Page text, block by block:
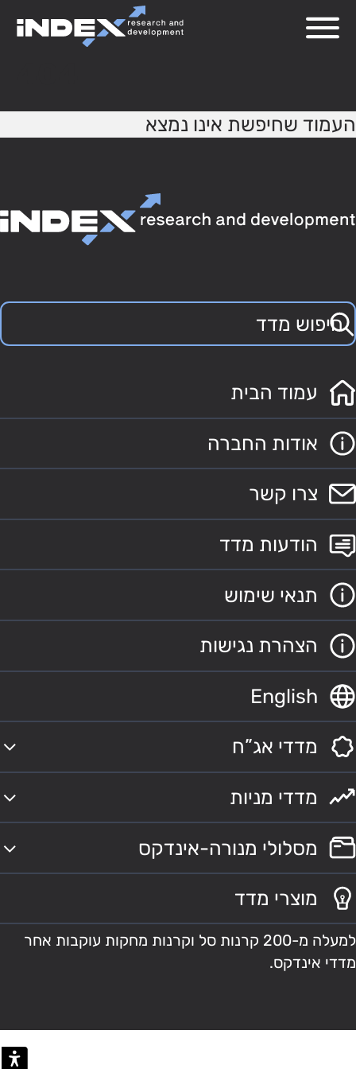
העמוד שחיפשת אינו נמצא
עמוד הבית
אודות החברה
צרו קשר
הודעות מדד
תנאי שימוש
הצהרת נגישות
English
מדדי אג”ח
מדדי מניות
מסלולי מנורה-אינדקס
מוצרי מדד
למעלה מ-200 קרנות סל וקרנות מחקות עוקבות אחר
מדדי אינדקס.